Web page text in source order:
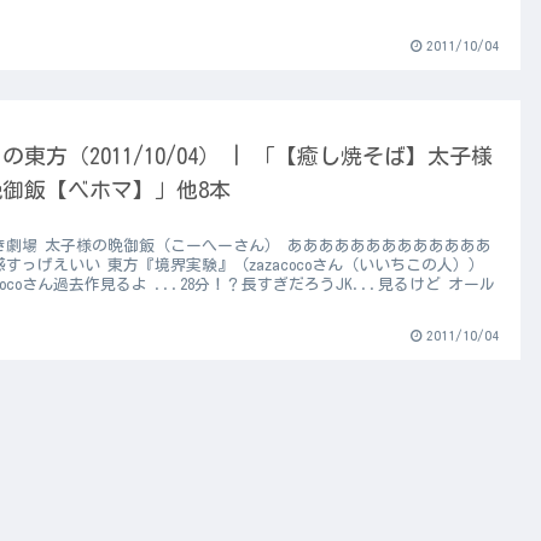
2011/10/04
東方（2011/10/04） | 「【癒し焼そば】太子様
飯【ベホマ】」他8本
劇場 太子様の晩御飯（こーへーさん） あああああああああああああ
すっげえいい 東方『境界実験』（zazacocoさん（いいちこの人））
さん過去作見るよ ...28分！？長すぎだろうJK...見るけど オール
2011/10/04